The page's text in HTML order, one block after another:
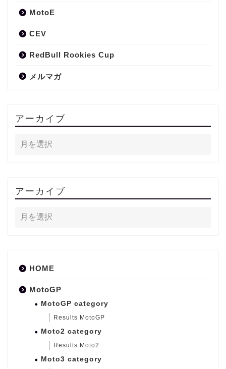
MotoE
CEV
RedBull Rookies Cup
メルマガ
アーカイブ
アーカイブ
HOME
MotoGP
MotoGP category
Results MotoGP
Moto2 category
Results Moto2
Moto3 category